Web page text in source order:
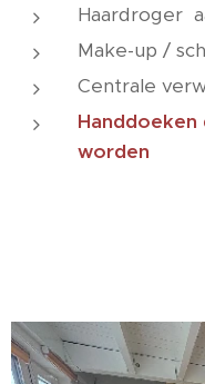
Haardroger
Make-up /
Centrale
worden